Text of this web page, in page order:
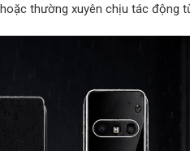
thường xuyên chịu tác động